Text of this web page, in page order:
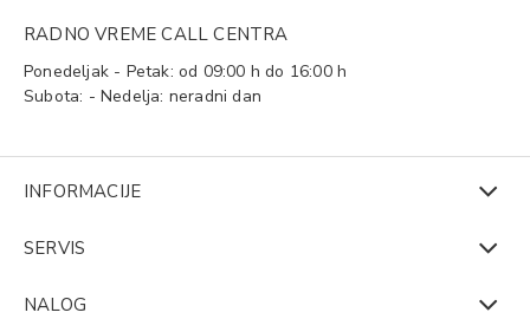
RADNO VREME CALL CENTRA
Ponedeljak - Petak: od 09:00 h do 16:00 h
Subota: - Nedelja: neradni dan
INFORMACIJE
SERVIS
NALOG